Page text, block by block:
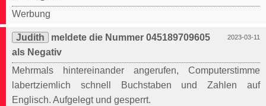
Werbung
2023-03-11
Judith
meldete die Nummer 045189709605
als Negativ
Mehrmals hintereinander angerufen, Computerstimme
labertziemlich schnell Buchstaben und Zahlen auf
Englisch. Aufgelegt und gesperrt.